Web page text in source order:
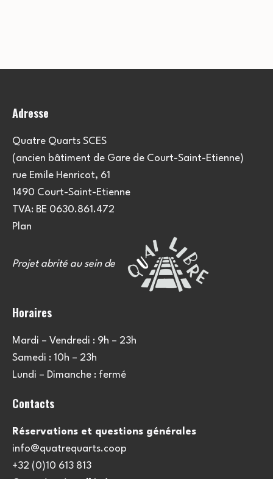
Adresse
Quatre Quarts SCES
(ancien bâtiment de Gare de Court-Saint-Etienne)
rue Emile Henricot, 61
1490 Court-Saint-Etienne
TVA: BE 0630.861.472
Plan
Projet abrité au sein de
Horaires
Mardi – Vendredi : 9h – 23h
Samedi : 10h – 23h
Lundi – Dimanche : fermé
Contacts
Réservations et questions générales
info@quatrequarts.coop
+32 (0)10 613 813